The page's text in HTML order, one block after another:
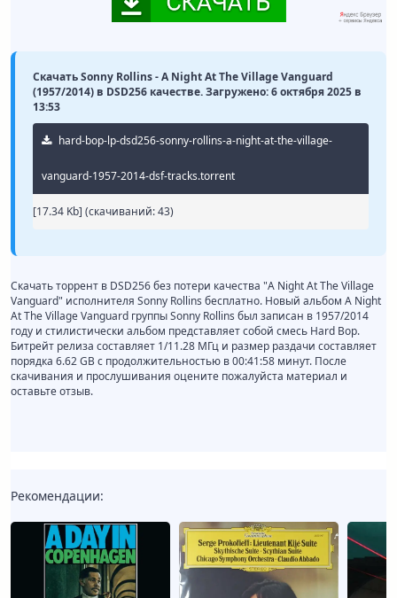
Скачать Sonny Rollins - A Night At The Village Vanguard
(1957/2014) в DSD256 качестве. Загружено: 6 октября 2025 в
13:53
hard-bop-lp-dsd256-sonny-rollins-a-night-at-the-village-
vanguard-1957-2014-dsf-tracks.torrent
[17.34 Kb] (cкачиваний: 43)
Скачать торрент в DSD256 без потери качества "A Night At The Village
Vanguard" исполнителя Sonny Rollins бесплатно. Новый альбом A Night
At The Village Vanguard группы Sonny Rollins был записан в 1957/2014
году и стилистически альбом представляет собой смесь Hard Bop.
Битрейт релиза составляет 1/11.28 МГц и размер раздачи составляет
порядка 6.62 GB с продолжительностью в 00:41:58 минут. После
скачивания и прослушивания оцените пожалуйста материал и
оставьте отзыв.
Рекомендации: